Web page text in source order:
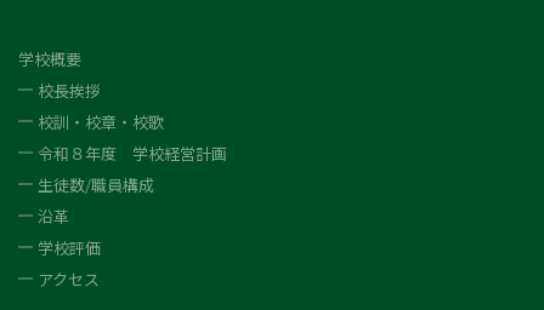
学校概要
校長挨拶
校訓・校章・校歌
令和８年度 学校経営計画
生徒数/職員構成
沿革
学校評価
アクセス